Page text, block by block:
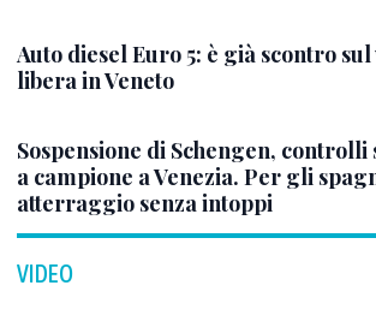
Auto diesel Euro 5: è già scontro sul
libera in Veneto
Sospensione di Schengen, controlli
a campione a Venezia. Per gli
atterraggio senza intoppi
VIDEO